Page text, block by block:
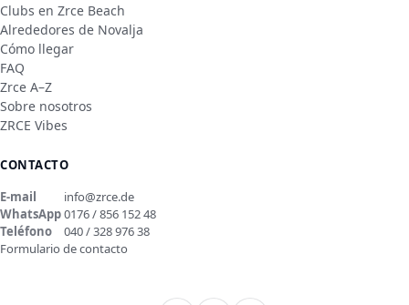
Clubs en Zrce Beach
Alrededores de Novalja
Cómo llegar
FAQ
Zrce A–Z
Sobre nosotros
ZRCE Vibes
CONTACTO
E-mail
info@zrce.de
WhatsApp0176 / 856 152 48
Teléfono
040 / 328 976 38
Formulario de contacto